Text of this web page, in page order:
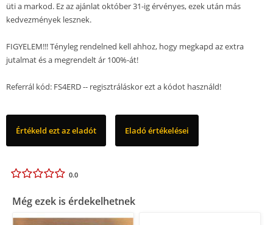
üti a markod. Ez az ajánlat október 31-ig érvényes, ezek után más
kedvezmények lesznek.
FIGYELEM!!! Tényleg rendelned kell ahhoz, hogy megkapd az extra
jutalmat és a megrendelt ár 100%-át!
Referrál kód: FS4ERD -- regisztráláskor ezt a kódot használd!
Értékeld ezt az eladót Eladó értékelései
0.0
Még ezek is érdekelhetnek